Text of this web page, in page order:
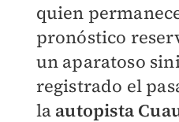
quien
pronóstico
un aparatoso
registrado el
la autopista